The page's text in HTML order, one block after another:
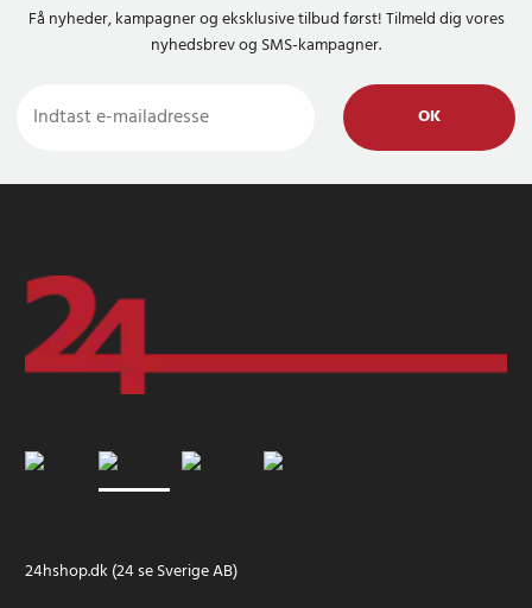
Få nyheder, kampagner og eksklusive tilbud først! Tilmeld dig vores
nyhedsbrev og SMS-kampagner.
OK
24hshop.dk (24 se Sverige AB)